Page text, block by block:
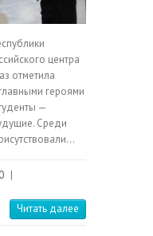
центра
отметила
героями
—
Среди
|
Читать далее